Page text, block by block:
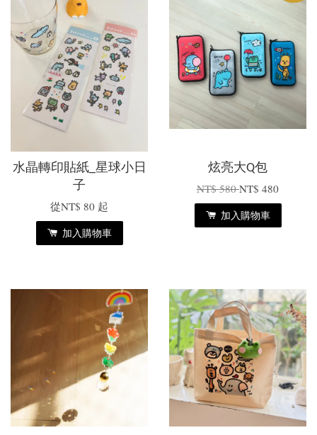
水晶轉印貼紙_星球小日
子
從NT$ 80 起
加入購物車
炫亮大Q包
NT$ 580NT$ 480
加入購物車